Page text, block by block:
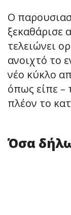
Ο
ξεκαθάρισε
τελειώνει
ανοιχτό το
νέο κύκλο
όπως είπε –
πλέον το
Όσα